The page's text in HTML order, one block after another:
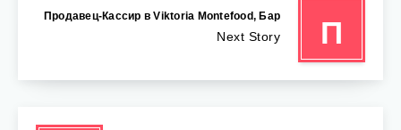
П
Продавец-Кассир в Viktoria Montefood, Бар
Next Story